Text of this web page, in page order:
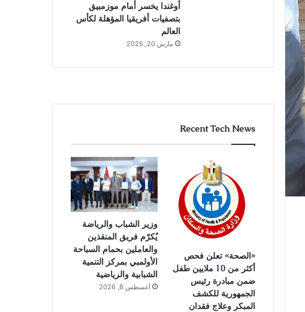
أوغندا يخسر أمام موزمبيق
بتصفيات أفريقيا المؤهلة لكأس
العالم
مارس 20, 2025
Recent Tech News
«الصحة» تعلن فحص
أكثر من 10 ملايين طفل
ضمن مبادرة رئيس
الجمهورية للكشف
المبكر وعلاج فقدان
وزير الشباب والرياضة
يُكرّم فريق المنقذين
والعاملين بحمام السباحة
الأولمبي بمركز التنمية
الشبابية والرياضية
أغسطس 8, 2026